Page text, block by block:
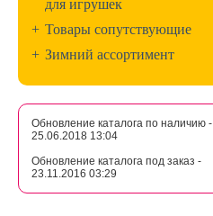
для игрушек
+ Товары сопутствующие
+ Зимний ассортимент
Обновление каталога по наличию -
25.06.2018 13:04
Обновление каталога под заказ -
23.11.2016 03:29